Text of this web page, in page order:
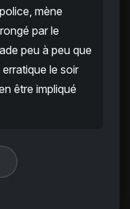
mène
par le
peu à peu que
le soir
être impliqué